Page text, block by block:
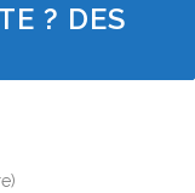
? DES